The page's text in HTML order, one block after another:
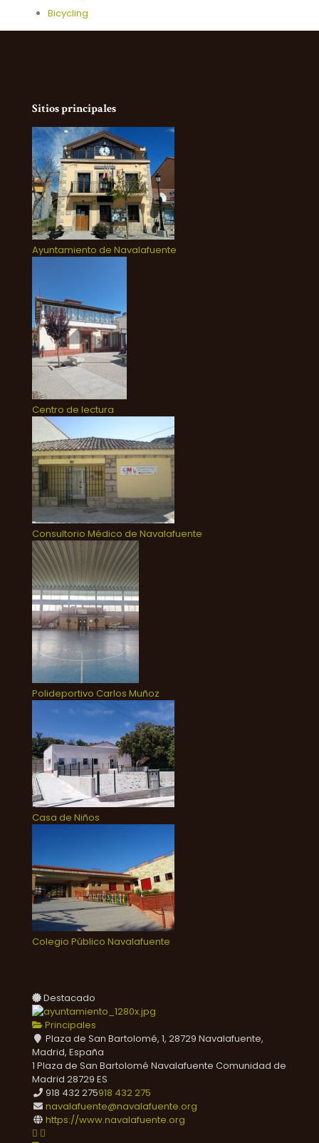
Bicycling
Sitios principales
Ayuntamiento de Navalafuente
Centro de lectura
Consultorio Médico de Navalafuente
Polideportivo Carlos Muñoz
Casa de Niños
Colegio Público Navalafuente
Destacado
Principales
Plaza de San Bartolomé, 1, 28729 Navalafuente,
Madrid, España
1 Plaza de San Bartolomé Navalafuente Comunidad de
Madrid 28729 ES
918 432 275918 432 275
navalafuente@navalafuente.org
https://www.navalafuente.org